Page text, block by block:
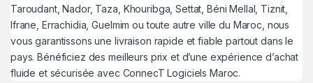
Taroudant, Nador, Taza, Khouribga, Settat, Béni Mellal, Tiznit,
Ifrane, Errachidia, Guelmim ou toute autre ville du Maroc, nous
vous garantissons une livraison rapide et fiable partout dans le
pays. Bénéficiez des meilleurs prix et d’une expérience d’achat
fluide et sécurisée avec ConnecT Logiciels Maroc.